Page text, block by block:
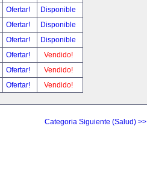
Ofertar!
Disponible
Ofertar!
Disponible
Ofertar!
Disponible
Ofertar!
Vendido!
Ofertar!
Vendido!
Ofertar! Vendido!
Categoria Siguiente (Salud) >>